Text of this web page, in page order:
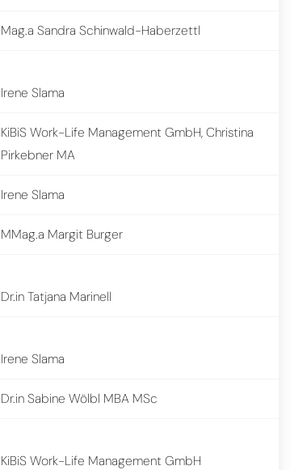
Mag.a Sandra Schinwald-Haberzettl
Irene Slama
KiBiS Work-Life Management GmbH, Christina
Pirkebner MA
Irene Slama
MMag.a Margit Burger
Dr.in Tatjana Marinell
Irene Slama
Dr.in Sabine Wölbl MBA MSc
KiBiS Work-Life Management GmbH